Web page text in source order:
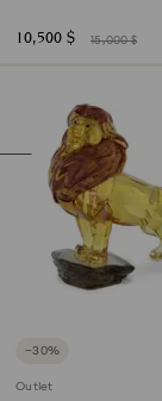
10,500 $ 15,000 $
−30%
Outlet